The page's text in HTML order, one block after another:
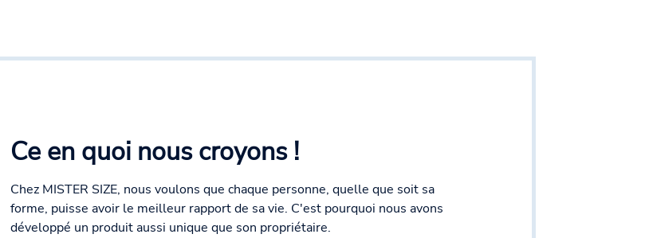
Ce en quoi nous croyons !
Chez MISTER SIZE, nous voulons que chaque personne, quelle que soit sa
forme, puisse avoir le meilleur rapport de sa vie. C'est pourquoi nous avons
développé un produit aussi unique que son propriétaire.